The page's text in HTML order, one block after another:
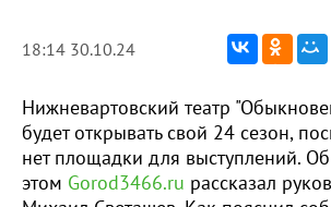
18:14 30.10.24
Нижневартовский театр
будет открывать свой 24 сезон,
нет площадки для выступлений. Об
этом Gorod3466.ru рассказал